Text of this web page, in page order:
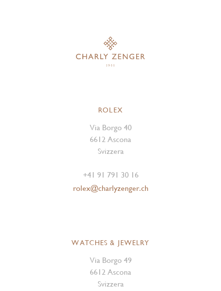
ROLEX
Via Borgo 40
6612 Ascona
Svizzera
+41 91 791 30 16
rolex@charlyzenger.ch
WATCHES & JEWELRY
Via Borgo 49
6612 Ascona
Svizzera